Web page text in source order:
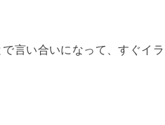
言い合いになって、すぐイラ